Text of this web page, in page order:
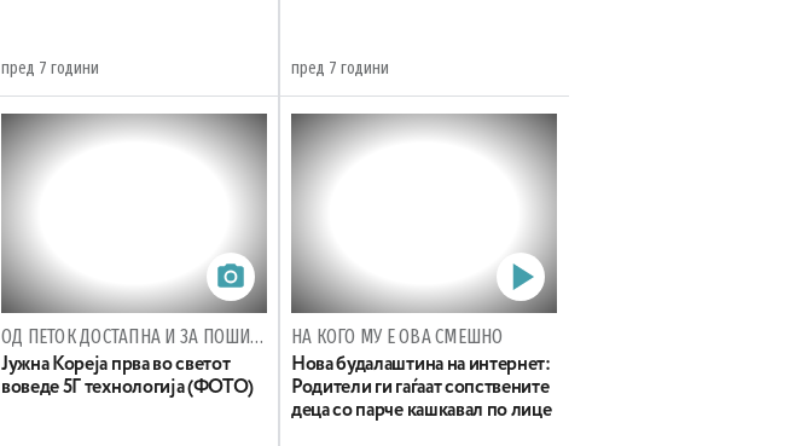
пред 7 години пред 7 години
ОД ПЕТОК ДОСТАПНА И ЗА ПОШИРОКАТА ЈАВНОСТ
Јужна Кореја прва во светот
воведе 5Г технологија (ФОТО)
НА КОГО МУ Е ОВА СМЕШНО
Нова будалаштина на интернет:
Родители ги гаѓаат сопствените
деца со парче кашкавал по лице